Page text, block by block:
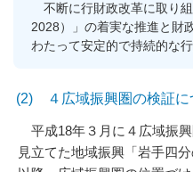
不断に行財政改革に取り
2028）」の着実な推進と財
わたって安定的で持続的な
(2) ４広域振興圏の検証に
平成18年３月に４広域振
見立てた地域振興「岩手四